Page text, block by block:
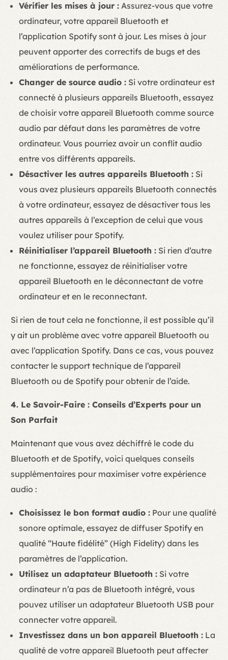
Vérifier les mises à jour : Assurez-vous que votre
ordinateur, votre appareil Bluetooth et
l’application Spotify sont à jour. Les mises à jour
peuvent apporter des correctifs de bugs et des
améliorations de performance.
Changer de source audio : Si votre ordinateur est
connecté à plusieurs appareils Bluetooth, essayez
de choisir votre appareil Bluetooth comme source
audio par défaut dans les paramètres de votre
ordinateur. Vous pourriez avoir un conflit audio
entre vos différents appareils.
Désactiver les autres appareils Bluetooth : Si
vous avez plusieurs appareils Bluetooth connectés
à votre ordinateur, essayez de désactiver tous les
autres appareils à l’exception de celui que vous
voulez utiliser pour Spotify.
Réinitialiser l’appareil Bluetooth : Si rien d’autre
ne fonctionne, essayez de réinitialiser votre
appareil Bluetooth en le déconnectant de votre
ordinateur et en le reconnectant.
Si rien de tout cela ne fonctionne, il est possible qu’il
y ait un problème avec votre appareil Bluetooth ou
avec l’application Spotify. Dans ce cas, vous pouvez
contacter le support technique de l’appareil
Bluetooth ou de Spotify pour obtenir de l’aide.
4. Le Savoir-Faire : Conseils d’Experts pour un
Son Parfait
Maintenant que vous avez déchiffré le code du
Bluetooth et de Spotify, voici quelques conseils
supplémentaires pour maximiser votre expérience
audio :
Choisissez le bon format audio : Pour une qualité
sonore optimale, essayez de diffuser Spotify en
qualité “Haute fidélité” (High Fidelity) dans les
paramètres de l’application.
Utilisez un adaptateur Bluetooth : Si votre
ordinateur n’a pas de Bluetooth intégré, vous
pouvez utiliser un adaptateur Bluetooth USB pour
connecter votre appareil.
Investissez dans un bon appareil Bluetooth : La
qualité de votre appareil Bluetooth peut affecter